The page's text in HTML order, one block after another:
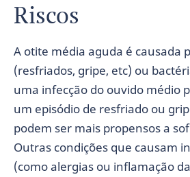
Riscos
A otite média aguda é causada
(resfriados, gripe, etc) ou
uma infecção do ouvido médio
um episódio de resfriado ou
podem ser mais propensos a
Outras condições que causam
(como alergias ou inflamação